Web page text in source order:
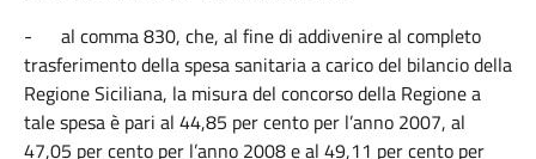
- al comma 830, che, al fine di addivenire al completo
trasferimento della spesa sanitaria a carico del bilancio della
Regione Siciliana, la misura del concorso della Regione a
tale spesa è pari al 44,85 per cento per l’anno 2007, al
47,05 per cento per l’anno 2008 e al 49,11 per cento per